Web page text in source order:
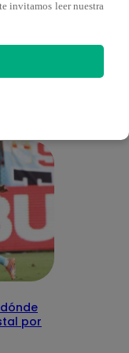
por
invitamos leer nuestra